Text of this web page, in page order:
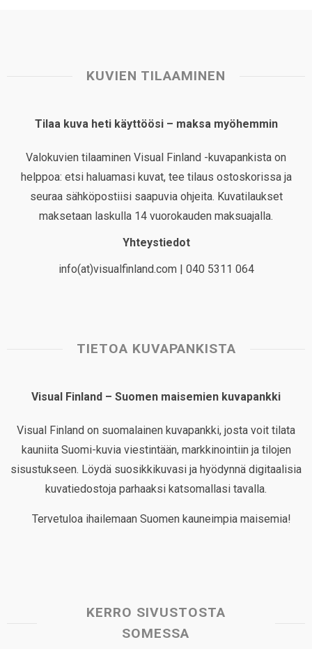
KUVIEN TILAAMINEN
Tilaa kuva heti käyttöösi – maksa myöhemmin
Valokuvien tilaaminen Visual Finland -kuvapankista on
helppoa: etsi haluamasi kuvat, tee tilaus ostoskorissa ja
seuraa sähköpostiisi saapuvia ohjeita. Kuvatilaukset
maksetaan laskulla 14 vuorokauden maksuajalla.
Yhteystiedot
info(at)visualfinland.com | 040 5311 064
TIETOA KUVAPANKISTA
Visual Finland – Suomen maisemien kuvapankki
Visual Finland on suomalainen kuvapankki, josta voit tilata
kauniita Suomi-kuvia viestintään, markkinointiin ja tilojen
sisustukseen. Löydä suosikkikuvasi ja hyödynnä digitaalisia
kuvatiedostoja parhaaksi katsomallasi tavalla.
Tervetuloa ihailemaan Suomen kauneimpia maisemia!
KERRO SIVUSTOSTA
SOMESSA